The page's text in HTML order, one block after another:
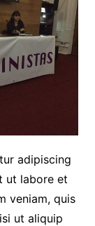
adipiscing
ut labore et
veniam, quis
ut aliquip